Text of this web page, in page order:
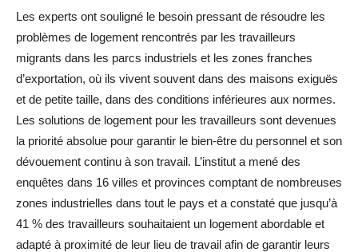
Les experts ont souligné le besoin pressant de résoudre les
problèmes de logement rencontrés par les travailleurs
migrants dans les parcs industriels et les zones franches
d’exportation, où ils vivent souvent dans des maisons exiguës
et de petite taille, dans des conditions inférieures aux normes.
Les solutions de logement pour les travailleurs sont devenues
la priorité absolue pour garantir le bien-être du personnel et son
dévouement continu à son travail. L’institut a mené des
enquêtes dans 16 villes et provinces comptant de nombreuses
zones industrielles dans tout le pays et a constaté que jusqu’à
41 % des travailleurs souhaitaient un logement abordable et
adapté à proximité de leur lieu de travail afin de garantir leurs